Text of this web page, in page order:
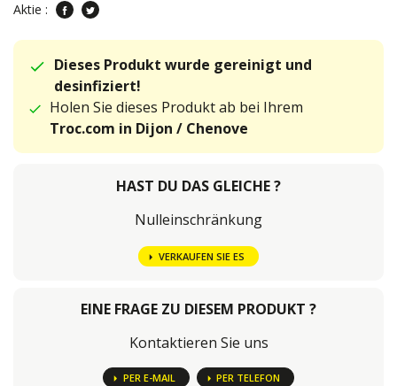
Aktie :
Dieses Produkt wurde gereinigt und
desinfiziert!
Holen Sie dieses Produkt ab bei Ihrem
Troc.com in Dijon / Chenove
HAST DU DAS GLEICHE ?
Nulleinschränkung
VERKAUFEN SIE ES
EINE FRAGE ZU DIESEM PRODUKT ?
Kontaktieren Sie uns
PER E-MAIL PER TELEFON